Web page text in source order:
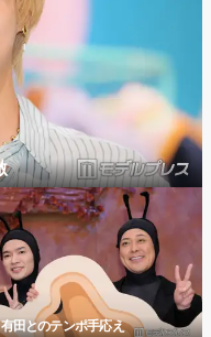
田とのテンポ手応え